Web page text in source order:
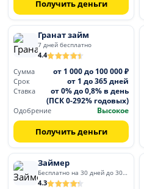
Получить деньги
Гранат займ
7 дней бесплатно
4.4
Сумма
от 1 000 до 100 000 ₽
Срок от 1 до 365 дней
Ставка
от 0% до 0,8% в день
(ПСК 0-292% годовых)
Одобрение Высокое
Получить деньги
Займер
Бесплатно на 30 дней до 30 000
4.3